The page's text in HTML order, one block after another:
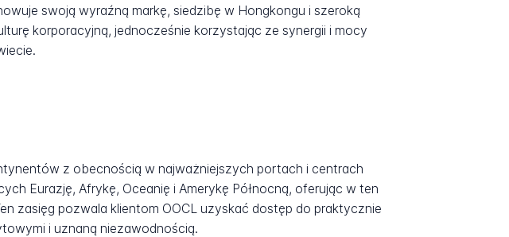
swoją wyraźną markę, siedzibę w Hongkongu i szeroką
korporacyjną, jednocześnie korzystając ze synergii i mocy
z obecnością w najważniejszych portach i centrach
Eurazję, Afrykę, Oceanię i Amerykę Północną, oferując w ten
zasięg pozwala klientom OOCL uzyskać dostęp do praktycznie
i uznaną niezawodnością.